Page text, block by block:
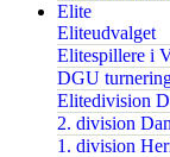
Elite
Eliteudvalget
Elitespillere i
DGU
Elitedivision
2. division
1. division